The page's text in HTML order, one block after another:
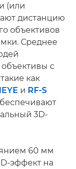
(или
дистанцию
объективов
Среднее
объективы с
как
и RF-S
3D-
60 мм
эффект на